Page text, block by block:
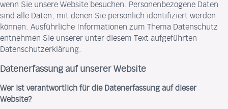
wenn Sie unsere Website besuchen. Personenbezogene Daten
sind alle Daten, mit denen Sie persönlich identifiziert werden
können. Ausführliche Informationen zum Thema Datenschutz
entnehmen Sie unserer unter diesem Text aufgeführten
Datenschutzerklärung.
Datenerfassung auf unserer Website
Wer ist verantwortlich für die Datenerfassung auf dieser
Website?